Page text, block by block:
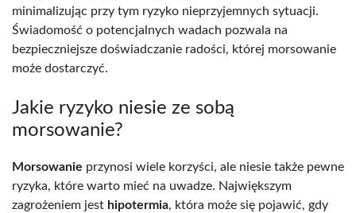
minimalizując przy tym ryzyko nieprzyjemnych sytuacji.
Świadomość o potencjalnych wadach pozwala na
bezpieczniejsze doświadczanie radości, której morsowanie
może dostarczyć.
Jakie ryzyko niesie ze sobą
morsowanie?
Morsowanie przynosi wiele korzyści, ale niesie także pewne
ryzyka, które warto mieć na uwadze. Największym
zagrożeniem jest hipotermia, która może się pojawić, gdy